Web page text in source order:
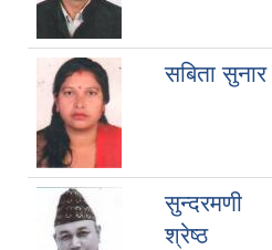
सबिता सुनार
सुन्दरमणी
श्रेष्ठ